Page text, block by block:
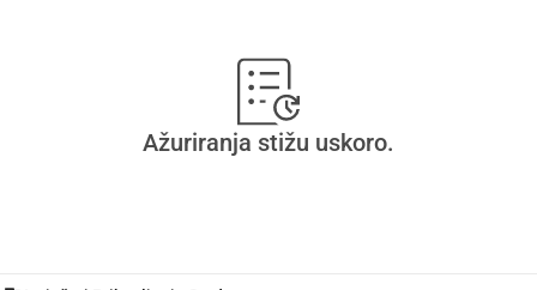
Ažuriranja stižu uskoro.